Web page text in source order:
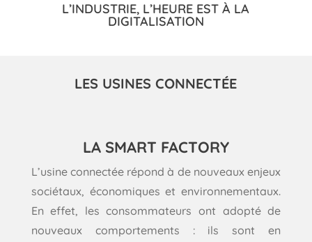
L’INDUSTRIE, L’HEURE EST À LA
DIGITALISATION
LES USINES CONNECTÉE
LA SMART FACTORY
L’usine connectée répond à de nouveaux enjeux
sociétaux, économiques et environnementaux.
En effet, les consommateurs ont adopté de
nouveaux comportements : ils sont en